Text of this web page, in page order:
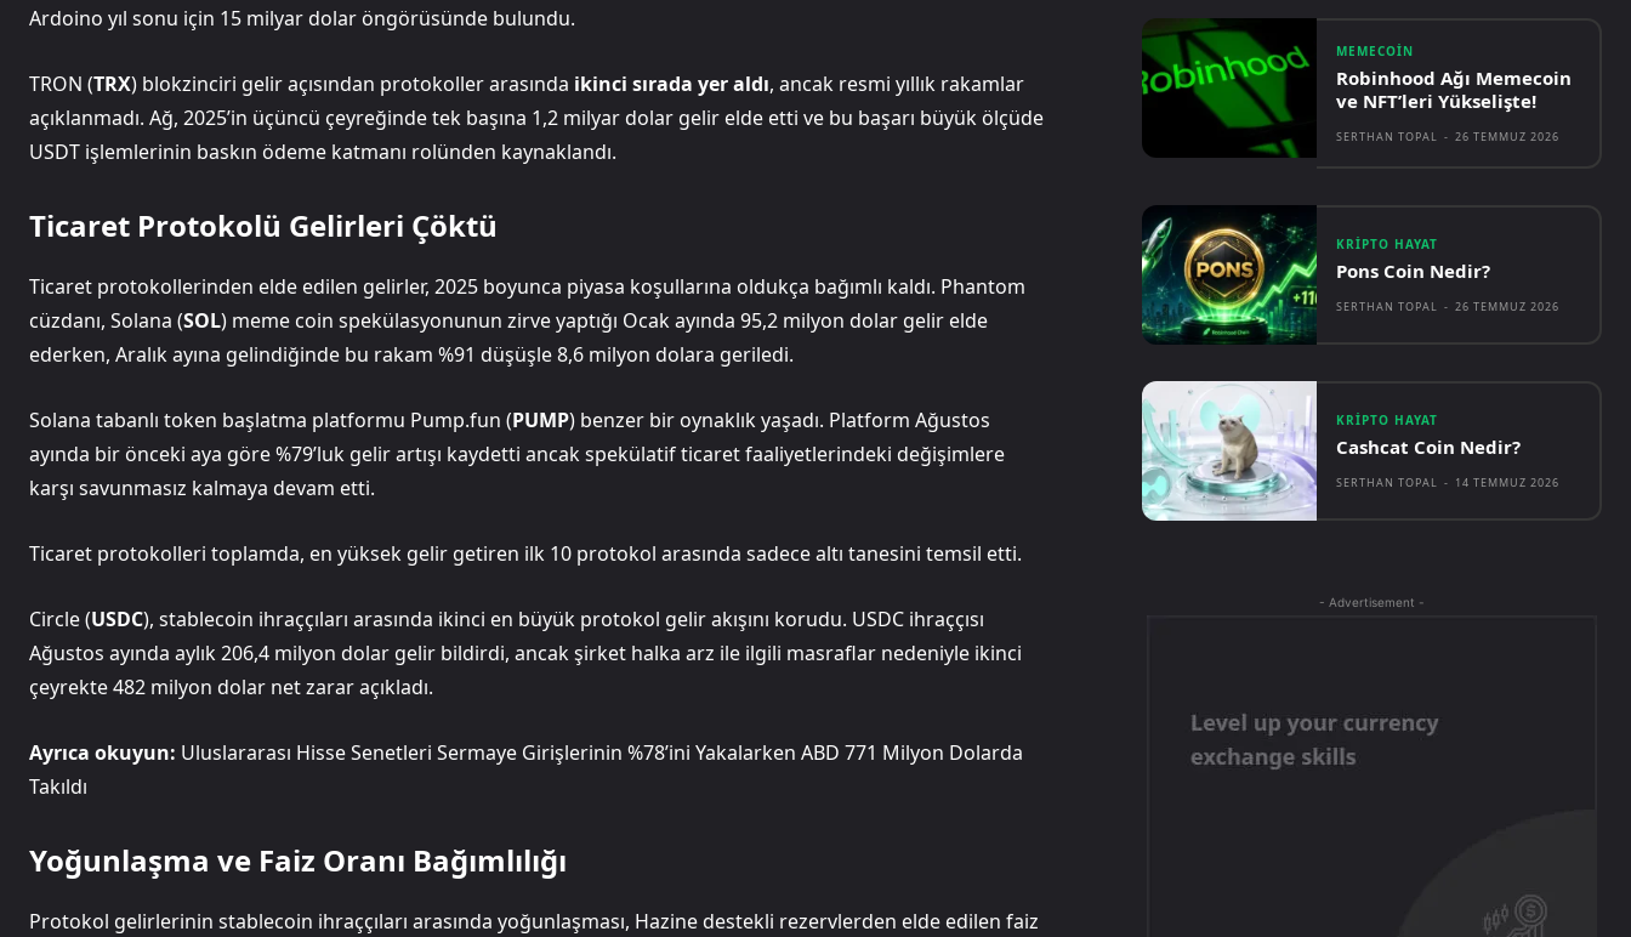
Ardoino yıl sonu için 15 milyar dolar öngörüsünde bulundu.
TRON (TRX) blokzinciri gelir açısından protokoller arasında ikinci sırada yer aldı, ancak resmi yıllık rakamlar
açıklanmadı. Ağ, 2025’in üçüncü çeyreğinde tek başına 1,2 milyar dolar gelir elde etti ve bu başarı büyük ölçüde
USDT işlemlerinin baskın ödeme katmanı rolünden kaynaklandı.
Ticaret Protokolü Gelirleri Çöktü
Ticaret protokollerinden elde edilen gelirler, 2025 boyunca piyasa koşullarına oldukça bağımlı kaldı. Phantom
cüzdanı, Solana (SOL) meme coin spekülasyonunun zirve yaptığı Ocak ayında 95,2 milyon dolar gelir elde
ederken, Aralık ayına gelindiğinde bu rakam %91 düşüşle 8,6 milyon dolara geriledi.
Solana tabanlı token başlatma platformu Pump.fun (PUMP) benzer bir oynaklık yaşadı. Platform Ağustos
ayında bir önceki aya göre %79’luk gelir artışı kaydetti ancak spekülatif ticaret faaliyetlerindeki değişimlere
karşı savunmasız kalmaya devam etti.
Ticaret protokolleri toplamda, en yüksek gelir getiren ilk 10 protokol arasında sadece altı tanesini temsil etti.
Circle (USDC), stablecoin ihraççıları arasında ikinci en büyük protokol gelir akışını korudu. USDC ihraççısı
Ağustos ayında aylık 206,4 milyon dolar gelir bildirdi, ancak şirket halka arz ile ilgili masraflar nedeniyle ikinci
çeyrekte 482 milyon dolar net zarar açıkladı.
Ayrıca okuyun: Uluslararası Hisse Senetleri Sermaye Girişlerinin %78’ini Yakalarken ABD 771 Milyon Dolarda
Takıldı
Yoğunlaşma ve Faiz Oranı Bağımlılığı
Protokol gelirlerinin stablecoin ihraççıları arasında yoğunlaşması, Hazine destekli rezervlerden elde edilen faiz
MEMECOIN
Robinhood Ağı Memecoin
ve NFT’leri Yükselişte!
SERTHAN TOPAL - 26 TEMMUZ 2026
KRIPTO HAYAT
Pons Coin Nedir?
SERTHAN TOPAL - 26 TEMMUZ 2026
KRIPTO HAYAT
Cashcat Coin Nedir?
SERTHAN TOPAL - 14 TEMMUZ 2026
- Advertisement -